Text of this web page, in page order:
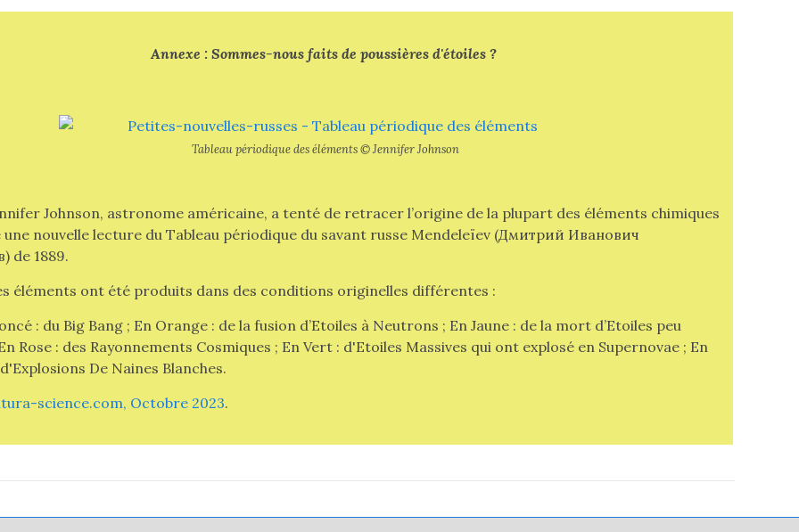
Annexe : Sommes-nous faits de poussières d'étoiles ?
Tableau périodique des éléments © Jennifer Johnson
Johnson, astronome américaine, a tenté de retracer l’origine de la plupart des éléments chimiques
nouvelle lecture du Tableau périodique du savant russe Mendeleïev (Дмитрий Иванович
) de 1889.
éléments ont été produits dans des conditions originelles différentes :
: du Big Bang ; En Orange : de la fusion d’Etoiles à Neutrons ; En Jaune : de la mort d’Etoiles peu
Rose : des Rayonnements Cosmiques ; En Vert : d'Etoiles Massives qui ont explosé en Supernovae ; En
De Naines Blanches.
science.com, Octobre 2023.